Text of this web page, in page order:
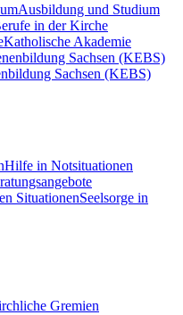
Ausbildung und Studium
in der Kirche
Katholische Akademie
Sachsen (KEBS)
Hilfe in Notsituationen
Seelsorge in
Gremien